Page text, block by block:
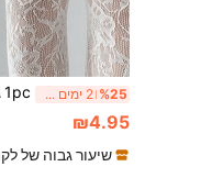
%25 2 ימים אחרונים
₪4.95
שיעור גבוה של